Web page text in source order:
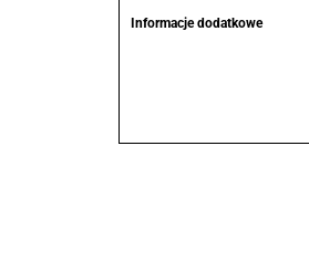
Informacje dodatkowe